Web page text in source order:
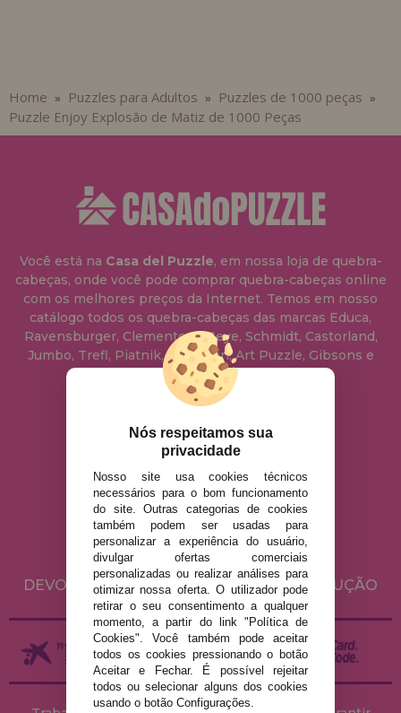
Home » Puzzles para Adultos » Puzzles de 1000 peças »
Puzzle Enjoy Explosão de Matiz de 1000 Peças
Você está na Casa del Puzzle, em nossa loja de quebra-
cabeças, onde você pode comprar quebra-cabeças online
com os melhores preços da Internet. Temos em nosso
catálogo todos os quebra-cabeças das marcas Educa,
Ravensburger, Clementoni, Heye, Schmidt, Castorland,
Jumbo, Trefl, Piatnik, Anatolian, Art Puzzle, Gibsons e
muito mais.
info@casadopuzzle.pt
AVISO LEGAL
POLÍTICA DE PRIVACIDADE
POLÍTICA DE COOKIES
ENVIO E DEVOLUÇÕES
DEVOLUÇÕES / DIREITO DE LIVRE RESOLUÇÃO
Nós respeitamos sua
privacidade
Nosso site usa cookies técnicos
necessários para o bom funcionamento
do site. Outras categorias de cookies
também podem ser usadas para
personalizar a experiência do usuário,
divulgar ofertas comerciais
personalizadas ou realizar análises para
otimizar nossa oferta. O utilizador pode
retirar o seu consentimento a qualquer
momento, a partir do link "Política de
Cookies". Você também pode aceitar
todos os cookies pressionando o botão
Aceitar e Fechar. É possível rejeitar
todos ou selecionar alguns dos cookies
usando o botão Configurações.